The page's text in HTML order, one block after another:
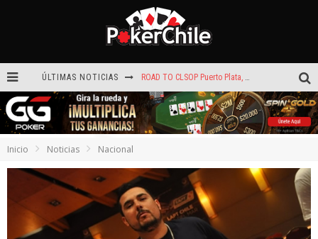
ÚLTIMAS NOTICIAS ROAD TO CLSOP Puerto Plata, satélite a Main Event.
Carlos Faúndez aceleró hasta la victoria en el Turbo de Dreams Temuco
Reef Poker: la próxima plataforma de póker que puede llevar tu voz
Inicio Noticias Nacional